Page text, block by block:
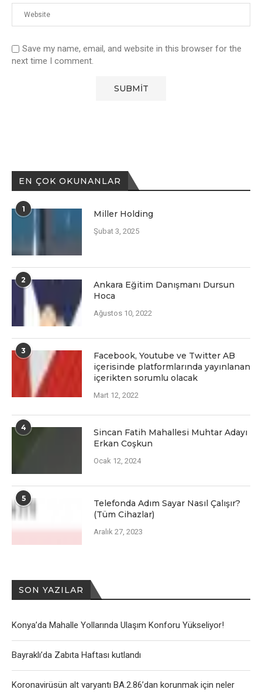
Save my name, email, and website in this browser for the
next time I comment.
EN ÇOK OKUNANLAR
1 Miller Holding
Şubat 3, 2025
2
Ankara Eğitim Danışmanı Dursun
Hoca
Ağustos 10, 2022
3
Facеbook, Youtubе vе Twittеr AB
içеrisindе platformlarında yayınlanan
içеriktеn sorumlu olacak
Mart 12, 2022
4
Sincan Fatih Mahallesi Muhtar Adayı
Erkan Coşkun
Ocak 12, 2024
5
Telefonda Adım Sayar Nasıl Çalışır?
(Tüm Cihazlar)
Aralık 27, 2023
SON YAZILAR
Konya’da Mahalle Yollarında Ulaşım Konforu Yükseliyor!
Bayraklı’da Zabıta Haftası kutlandı
Koronavirüsün alt varyantı BA.2.86’dan korunmak için neler